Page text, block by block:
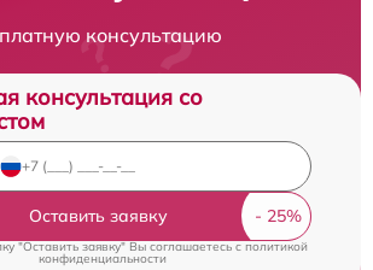
консультацию
консультация со
Оставить заявку
"Оставить заявку" Вы соглашаетесь cполитикой
конфиденциальности